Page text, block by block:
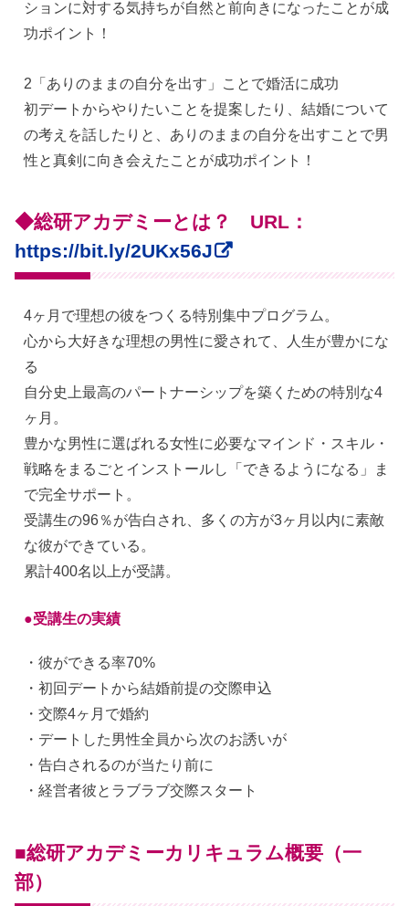
ションに対する気持ちが自然と前向きになったことが成
功ポイント！
2「ありのままの自分を出す」ことで婚活に成功
初デートからやりたいことを提案したり、結婚について
の考えを話したりと、ありのままの自分を出すことで男
性と真剣に向き会えたことが成功ポイント！
◆総研アカデミーとは？ URL：
https://bit.ly/2UKx56J
4ヶ月で理想の彼をつくる特別集中プログラム。
心から大好きな理想の男性に愛されて、人生が豊かにな
る
自分史上最高のパートナーシップを築くための特別な4
ヶ月。
豊かな男性に選ばれる女性に必要なマインド・スキル・
戦略をまるごとインストールし「できるようになる」ま
で完全サポート。
受講生の96％が告白され、多くの方が3ヶ月以内に素敵
な彼ができている。
累計400名以上が受講。
●受講生の実績
・彼ができる率70%
・初回デートから結婚前提の交際申込
・交際4ヶ月で婚約
・デートした男性全員から次のお誘いが
・告白されるのが当たり前に
・経営者彼とラブラブ交際スタート
■総研アカデミーカリキュラム概要（一
部）